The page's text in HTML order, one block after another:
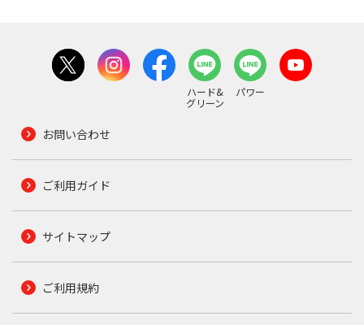
ハード&
グリーン
パワー
お問い合わせ
ご利用ガイド
サイトマップ
ご利用規約